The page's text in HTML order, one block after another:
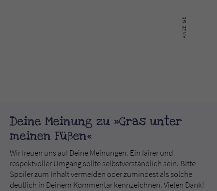
Deine Meinung zu »Gras unter
meinen Füßen«
Wir freuen uns auf Deine Meinungen. Ein fairer und
respektvoller Umgang sollte selbstverständlich sein. Bitte
Spoiler zum Inhalt vermeiden oder zumindest als solche
deutlich in Deinem Kommentar kennzeichnen. Vielen Dank!